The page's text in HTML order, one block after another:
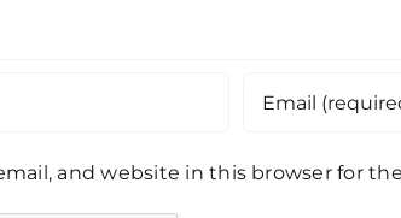
and website in this browser for